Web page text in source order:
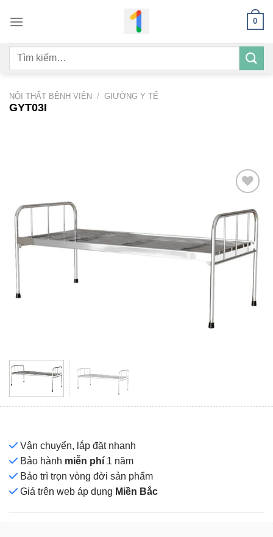
qua
dung
0
Tìm
NỘI THẤT BỆNH VIỆN / GIƯỜNG Y TẾ
GYT03I
Add to
wishlist
Vận chuyển, lắp đặt nhanh
Bảo hành miễn phí 1 năm
Bảo trì trọn vòng đời sản phẩm
Giá trên web áp dụng Miền Bắc